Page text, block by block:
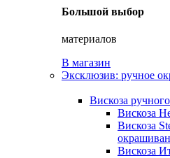
Большой выбор
материалов
В магазин
Эксклюзив: ручное
Вискоза
Вискоза
Вискоза
Вискоза